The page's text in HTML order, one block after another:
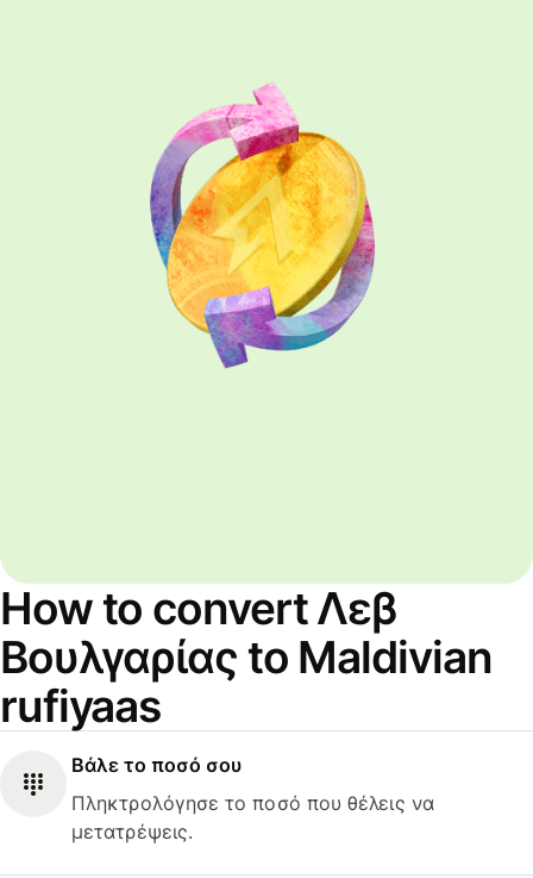
How to convert Λεβ
Βουλγαρίας to Maldivian
rufiyaas
Βάλε το ποσό σου
Πληκτρολόγησε το ποσό που θέλεις να
μετατρέψεις.